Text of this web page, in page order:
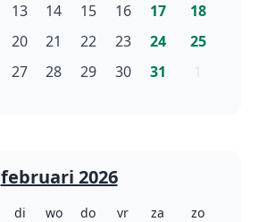
13 14 15 16 17 18
20 21 22 23 24 25
27 28 29 30 31
februari 2026
di wo do vr za zo